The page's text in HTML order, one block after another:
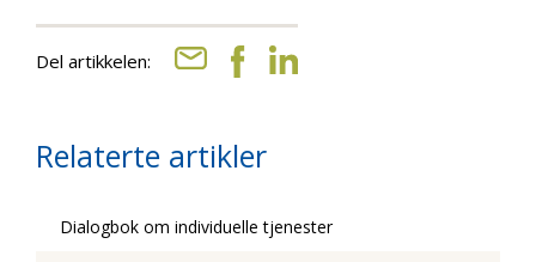
Del artikkelen:
Relaterte artikler
Dialogbok om individuelle tjenester